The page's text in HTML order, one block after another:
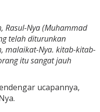
Rasul-Nya (Muhammad
telah diturunkan
malaikat-Nya. kitab-kitab-
itu sangat jauh
ucapannya,